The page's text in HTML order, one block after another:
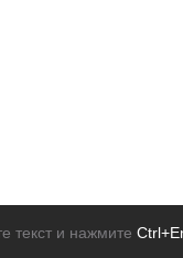
текст и нажмите